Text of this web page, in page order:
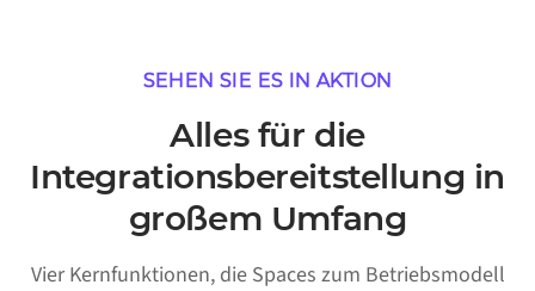
SEHEN SIE ES IN AKTION
Alles für die
Integrationsbereitstellung in
großem Umfang
Vier Kernfunktionen, die Spaces zum Betriebsmodell